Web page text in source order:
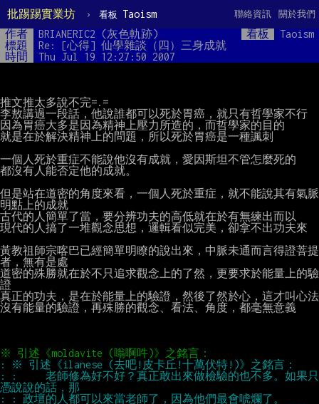
批踢踢實業坊 › 看板 Taoism 關於我們
聯絡資訊
作者 BRIANERIC2 (灰色軌跡) 看板
Taoism
標題
Re: [心得] 仙學雜談（四）三身成就
時間
Thu Jul 19 12:27:50 2007
推文推太多說不完=.=
李敖講過一段話，他說誰都可以死於胃癌，就只有哲學家不行
因為胃癌大多是因為精神上壓力所造的，而哲學家的目的
就是在於解決精神上的問題，所以死於胃癌是一種諷刺
一個人死於重症不能說他沒有成就，愛因斯坦不管怎麼死的
都沒有人能否定他的成就。
但是站在道密的角度來看，一個人死於重症，就不能說其有氣脈
明點上的成就
古代的人簡單了當，要分辨功夫的高低就在於有無練出而以
現代的人搞了一堆觀念思想，邏輯看似完美，卻拿不出功夫來
黃教祖師宗喀巴已經簡單明瞭的說出來，中脈未通而言得證菩提
者，無有是處
道密的殊勝就在於不只追求觀念上的了然，更要求於能量上的驗
證
真正的功夫，是在於能量上的驗證，然後了然於心，這才叫心法
沒有能量的驗證，再殊勝的觀念、看法、角度，都毫無意義
: : 　　老師修為好不好？真正敢出來做檢驗的也不多。如果只